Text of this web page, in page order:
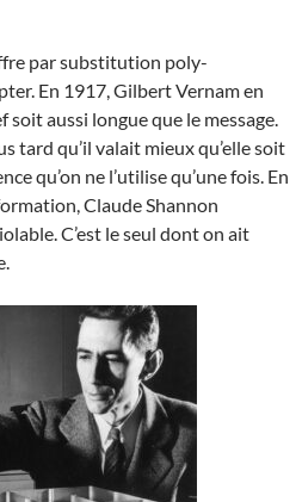
par substitution poly-
En 1917, Gilbert Vernam en
soit aussi longue que le message.
tard qu’il valait mieux qu’elle soit
qu’on ne l’utilise qu’une fois. En
Claude Shannon
C’est le seul dont on ait